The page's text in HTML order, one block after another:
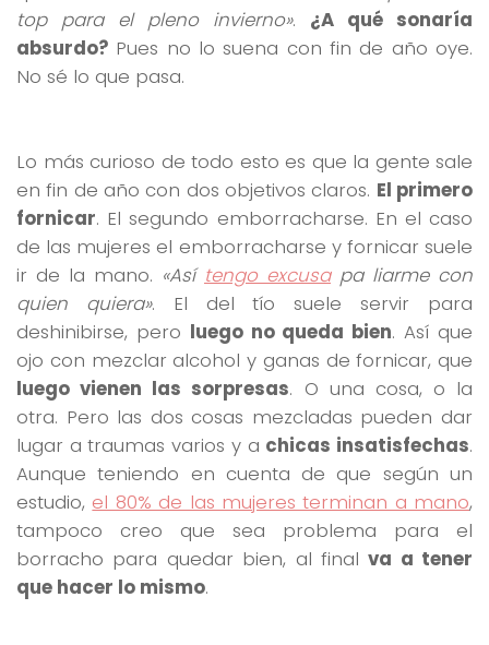
top para el pleno invierno». ¿A qué sonaría
absurdo? Pues no lo suena con fin de año oye.
No sé lo que pasa.
Lo más curioso de todo esto es que la gente sale
en fin de año con dos objetivos claros. El primero
fornicar. El segundo emborracharse. En el caso
de las mujeres el emborracharse y fornicar suele
ir de la mano. «Así tengo excusapa liarme con
quien quiera». El del tío suele servir para
deshinibirse, pero luego no queda bien. Así que
ojo con mezclar alcohol y ganas de fornicar, que
luego vienen las sorpresas. O una cosa, o la
otra. Pero las dos cosas mezcladas pueden dar
lugar a traumas varios y a chicas insatisfechas.
Aunque teniendo en cuenta de que según un
estudio, el 80% de las mujeres terminan a mano,
tampoco creo que sea problema para el
borracho para quedar bien, al finalva a tener
que hacer lo mismo.